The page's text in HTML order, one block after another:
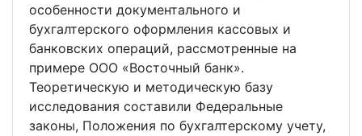
особенности документального и
бухгалтерского оформления кассовых и
банковских операций, рассмотренные на
примере ООО «Восточный банк».
Теоретическую и методическую базу
исследования составили Федеральные
законы, Положения по бухгалтерскому учету,